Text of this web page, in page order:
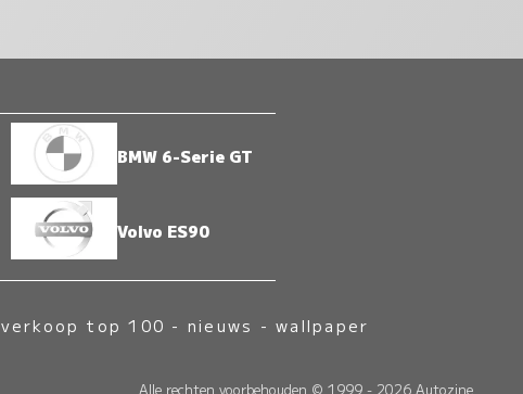
BMW 6-Serie GT
Volvo ES90
verkoop top 100 - nieuws -wallpaper
Alle rechten voorbehouden © 1999 - 2026 Autozine